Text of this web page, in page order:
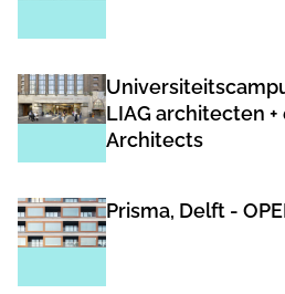
LIAG architecten
Architects
Prisma, Delft -